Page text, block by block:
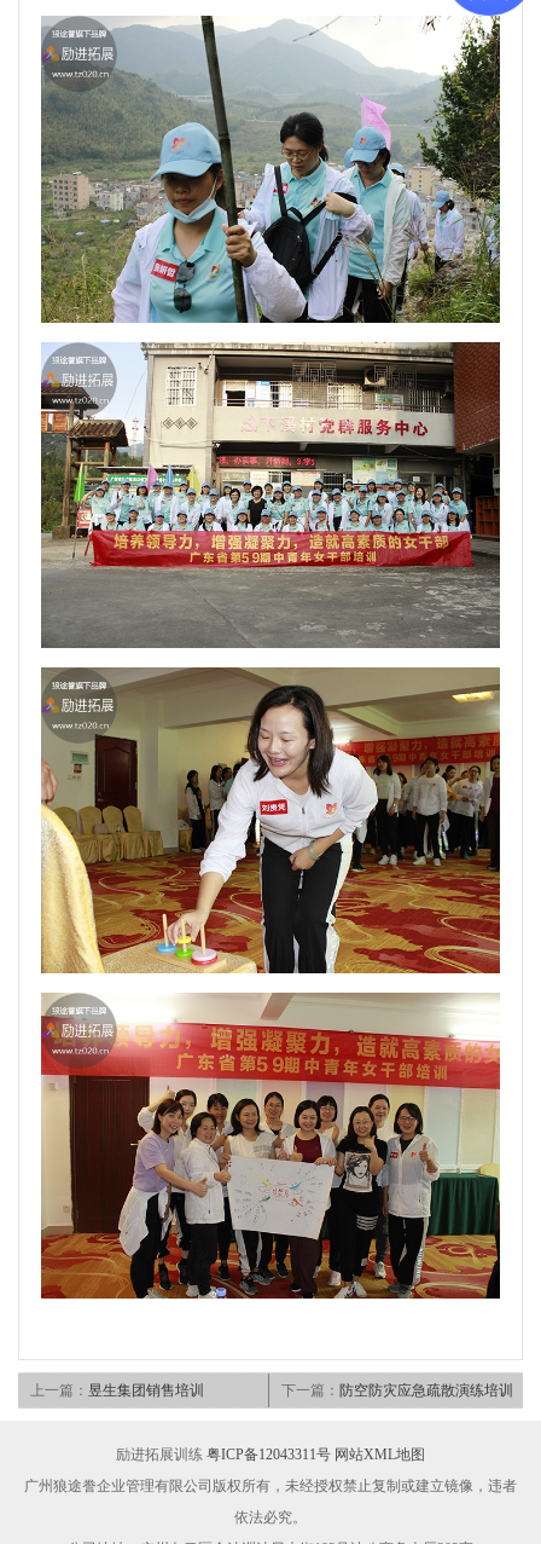
上一篇： 昱生集团销售培训 下一篇： 防空防灾应急疏散演练培训
励进拓展训练 粤ICP备12043311号 网站XML地图
广州狼途誊企业管理有限公司版权所有，未经授权禁止复制或建立镜像，违者
依法必究。